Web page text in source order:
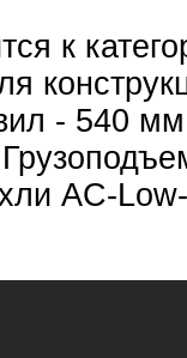
к
- 540
AC-